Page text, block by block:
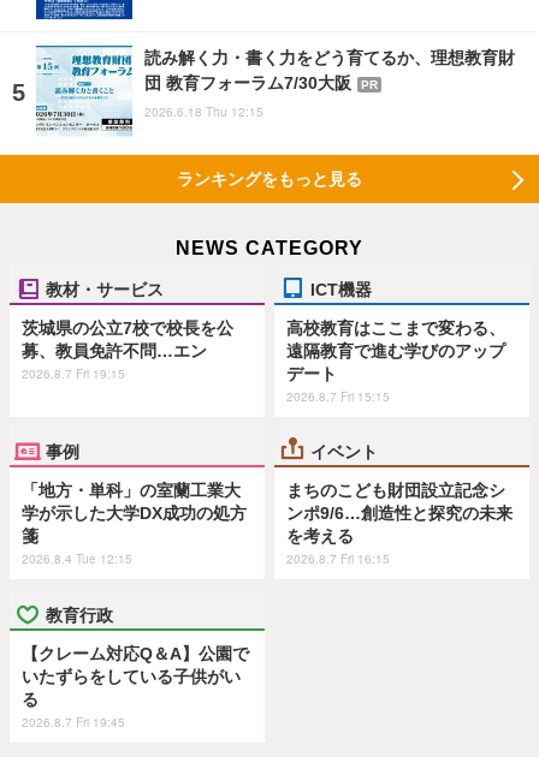
読み解く力・書く力をどう育てるか、理想教育財
団 教育フォーラム7/30大阪
PR
2026.6.18 Thu 12:15
ランキングをもっと見る
NEWS CATEGORY
教材・サービス
茨城県の公立7校で校長を公
募、教員免許不問…エン
2026.8.7 Fri 19:15
ICT機器
高校教育はここまで変わる、
遠隔教育で進む学びのアップ
デート
2026.8.7 Fri 15:15
事例
「地方・単科」の室蘭工業大
学が示した大学DX成功の処方
箋
2026.8.4 Tue 12:15
イベント
まちのこども財団設立記念シ
ンポ9/6…創造性と探究の未来
を考える
2026.8.7 Fri 16:15
教育行政
【クレーム対応Q＆A】公園で
いたずらをしている子供がい
る
2026.8.7 Fri 19:45